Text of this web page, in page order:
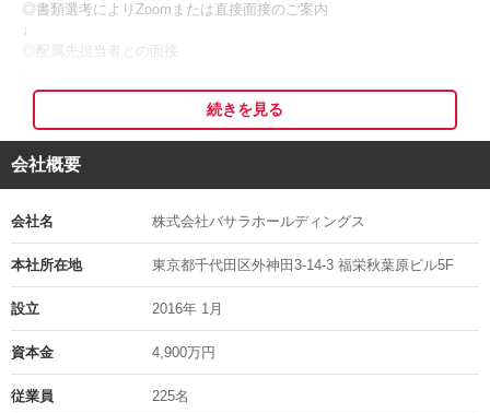
◇◆ヘアセットもしくは着付けができればOK！◆◇
ていただきます。
あなたの「好き」を活かして、お客様をハッピーにするお仕事♪
き」
「着物教室で経験があるくらいで、実業務は経験がない…」「着付け
をやるのは久々で…」
そんな方もまずはご応募ください♪
「ヘアセットメインでやりたいけど、着付けも覚えたい！」もOKで
さまざまな流派出身のスタッフがいて、自分が知らなかった着付け技
どの担当でも一番のお仕事は、日本が誇る伝統衣装「着物」と
「VASARA KIMONO」のファンを増やしていただくことです^^
◎書類選考によりZoomまたは直接面接のご案内
↓
◎配属先担当者との面接
◎採用決定
◎入社
※応募者多数の場合、書類選考を通過された方のみにご連絡する可能
す。
※面接日等は考慮しますのでご相談ください。
応募時にお伝えします
担当の部署や氏名
続きを見る
会社概要
会社名 株式会社バサラホールディングス
本社所在地 東京都千代田区外神田3-14-3 福栄秋葉原ビル5F
設立 2016年 1月
資本金 4,900万円
従業員 225名